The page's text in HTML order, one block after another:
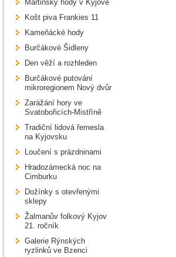
Martinský hody v Kyjově
Košt piva Frankies 11
Kameňácké hody
Burčákové Šidleny
Den věží a rozhleden
Burčákové putování
mikroregionem Nový dvůr
Zarážání hory ve
Svatobořicích-Mistříně
Tradiční lidová řemesla
na Kyjovsku
Loučení s prázdninami
Hradozámecká noc na
Cimburku
Dožínky s otevřenými
sklepy
Žalmanův folkový Kyjov
21. ročník
Galerie Rýnských
ryzlinků ve Bzenci